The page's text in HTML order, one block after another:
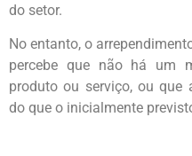
do setor.
No entanto, o
percebe que não há um
produto ou serviço, ou que
do que o inicialmente